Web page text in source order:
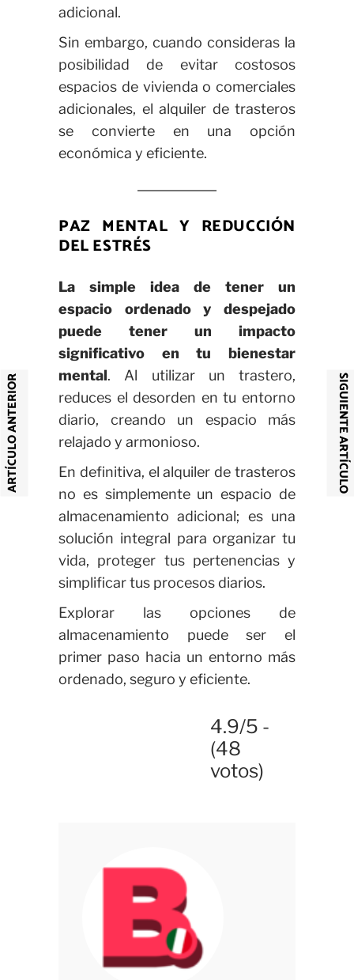
adicional.
Sin embargo, cuando consideras la
posibilidad de evitar costosos
espacios de vivienda o comerciales
adicionales, el alquiler de trasteros
se convierte en una opción
económica y eficiente.
PAZ MENTAL Y REDUCCIÓN
DEL ESTRÉS
La simple idea de tener un
espacio ordenado y despejado
puede tener un impacto
significativo en tu bienestar
mental. Al utilizar un trastero,
reduces el desorden en tu entorno
diario, creando un espacio más
relajado y armonioso.
En definitiva, el alquiler de trasteros
no es simplemente un espacio de
almacenamiento adicional; es una
solución integral para organizar tu
vida, proteger tus pertenencias y
simplificar tus procesos diarios.
Explorar las opciones de
almacenamiento puede ser el
primer paso hacia un entorno más
ordenado, seguro y eficiente.
4.9/5 -
(48
votos)
ARTÍCULO ANTERIOR SIGUIENTE ARTÍCULO